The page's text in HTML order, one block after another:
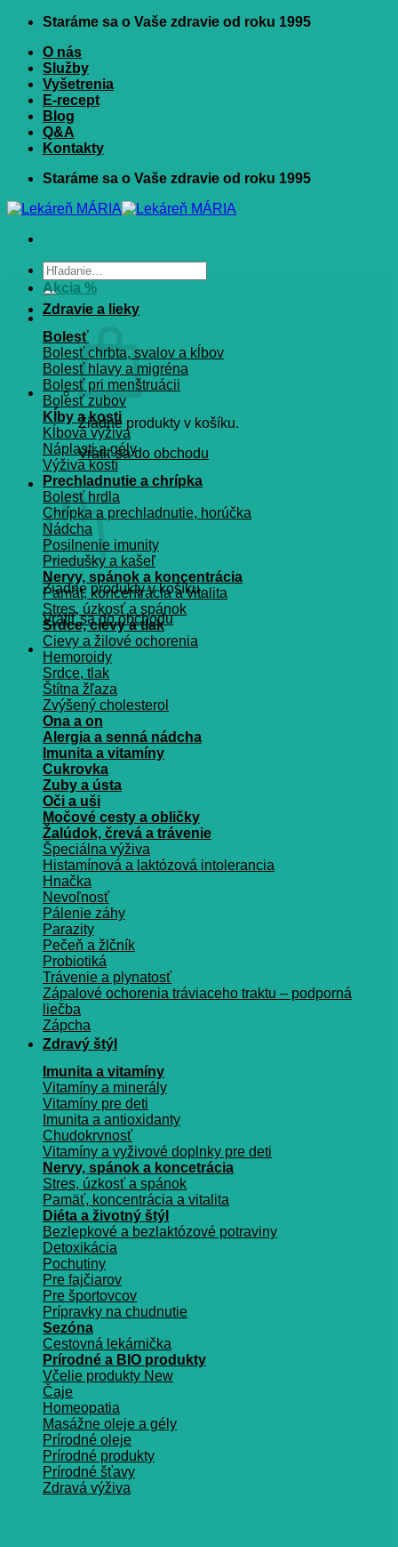
Skip
content
Staráme sa o Vaše zdravie od roku 1995
O nás
Služby
Vyšetrenia
E-recept
Blog
Q&A
Kontakty
Staráme sa o Vaše zdravie od roku 1995
Hľadať:
Žiadne produkty v košíku.
Vrátiť sa do obchodu
Košík
Žiadne produkty v košíku.
Vrátiť sa do obchodu
Akcia %
Zdravie a lieky
Bolesť
Bolesť chrbta, svalov a kĺbov
Bolesť hlavy a migréna
Bolesť pri menštruácii
Bolesť zubov
Kĺby a kosti
Kĺbová výživa
Náplasti a gély
Výživa kostí
Prechladnutie a chrípka
Bolesť hrdla
Chrípka a prechladnutie, horúčka
Nádcha
Posilnenie imunity
Priedušky a kašeľ
Nervy, spánok a koncentrácia
Pamät, koncentrácia a vitalita
Stres, úzkosť a spánok
Srdce, cievy a tlak
Cievy a žilové ochorenia
Hemoroidy
Srdce, tlak
Štítna žľaza
Zvýšený cholesterol
Ona a on
Alergia a senná nádcha
Imunita a vitamíny
Cukrovka
Zuby a ústa
Oči a uši
Močové cesty a obličky
Žalúdok, črevá a trávenie
Špeciálna výživa
Histamínová a laktózová intolerancia
Hnačka
Nevoľnosť
Pálenie záhy
Parazity
Pečeň a žlčník
Probiotiká
Trávenie a plynatosť
Zápalové ochorenia tráviaceho traktu – podporná
liečba
Zápcha
Zdravý štýl
Imunita a vitamíny
Vitamíny a minerály
Vitamíny pre deti
Imunita a antioxidanty
Chudokrvnosť
Vitamíny a vyživové doplnky pre deti
Nervy, spánok a koncetrácia
Stres, úzkosť a spánok
Pamäť, koncentrácia a vitalita
Diéta a životný štýl
Bezlepkové a bezlaktózové potraviny
Detoxikácia
Pochutiny
Pre fajčiarov
Pre športovcov
Prípravky na chudnutie
Sezóna
Cestovná lekárnička
Prírodné a BIO produkty
Včelie produkty
Čaje
Homeopatia
Masážne oleje a gély
Prírodné oleje
Prírodné produkty
Prírodné šťavy
Zdravá výživa